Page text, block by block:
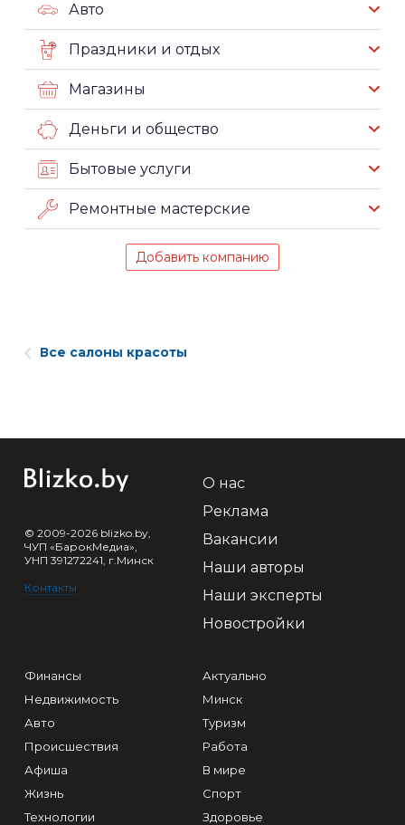
Авто
Праздники и отдых
Магазины
Деньги и общество
Бытовые услуги
Ремонтные мастерские
Добавить компанию
Все салоны красоты
© 2009-2026 blizko.by,
ЧУП «БарокМедиа»,
УНП 391272241, г.Минск
Контакты
О нас
Реклама
Вакансии
Наши авторы
Наши эксперты
Новостройки
Финансы
Недвижимость
Авто
Происшествия
Афиша
Жизнь
Технологии
Актуально
Минск
Туризм
Работа
В мире
Спорт
Здоровье